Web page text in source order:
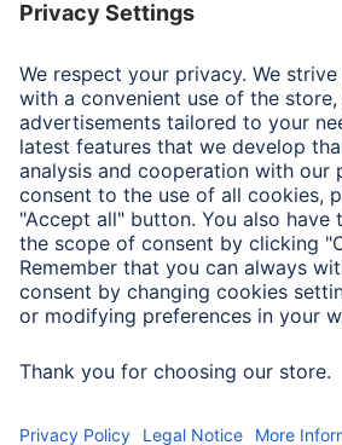
Właściwości elektrotechniczne
Czestotliwość sieci 50/60
EAR Reg.Nr. DE
Klasa energetyczna A-G C
Moc w trybie pracy 2,9 W
Napięcie wejściowe 220-